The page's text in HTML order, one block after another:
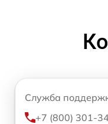
Служба
+7 (800) 301-